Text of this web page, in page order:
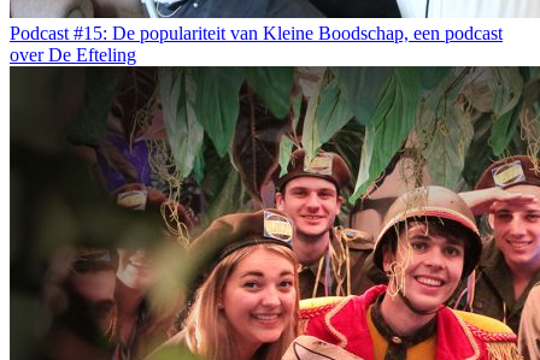
Podcast #15: De populariteit van Kleine Boodschap, een podcast
over De Efteling